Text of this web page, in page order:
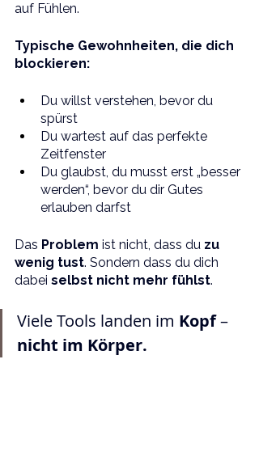
auf Fühlen.
Typische Gewohnheiten, die dich
blockieren:
Du willst verstehen, bevor du
spürst
Du wartest auf das perfekte
Zeitfenster
Du glaubst, du musst erst „besser
werden“, bevor du dir Gutes
erlauben darfst
Das Problem ist nicht, dass du zu
wenig tust. Sondern dass du dich
dabei selbst nicht mehr fühlst.
Viele Tools landen im Kopf –
nicht im Körper.